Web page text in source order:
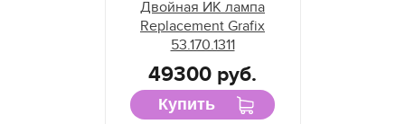
Двойная ИК лампа
Replacement Grafix
53.170.1311
49300 руб.
Купить